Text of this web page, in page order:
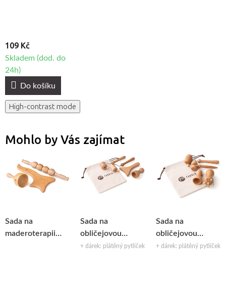
109 Kč
Skladem (dod. do
24h)
Do košíku
High-contrast mode
Mohlo by Vás zajímat
Sada na
maderoterapii
Sada na
obličejovou
maderoterapii
+ dárek: plátěný pytlíček
Sada na
obličejovou
maderoterapii
+ dárek: plátěný pytlíček